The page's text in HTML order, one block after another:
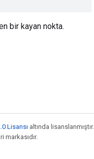
bir kayan nokta.
Lisansı altında lisanslanmıştır.
markasıdır.